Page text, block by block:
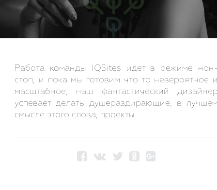
Работа команды IQSites идет в режиме
стоп, и пока мы готовим что то невероятное
масштабное, наш фантастический
успевает делать душераздирающие, в
смысле этого слова, проекты.